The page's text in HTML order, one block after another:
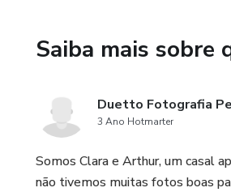
Saiba mais sobre
Duetto Fotografia
3 Ano Hotmarter
Somos Clara e Arthur, um casal
não tivemos muitas fotos boas